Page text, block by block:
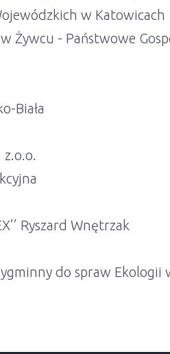
w Katowicach
Żywcu - Państwowe
Biała
z.o.o.
Ryszard Wnętrzak
do spraw Ekologii